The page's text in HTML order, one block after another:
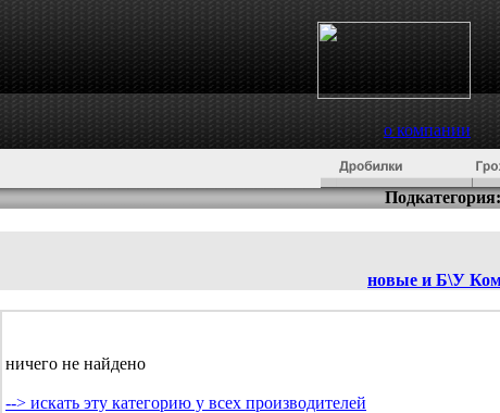
о компании
Подкатегория:
новые и Б\У
ничего не найдено
--> искать эту категорию у всех производителей